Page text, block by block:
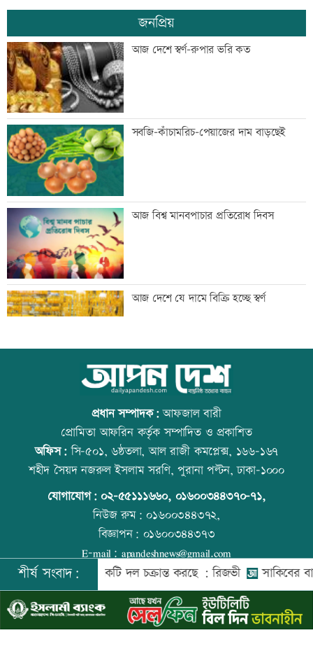
জিয়াউর রহমান দেশে প্রথম সবুজ বিপ্লবের
ডাক দিয়েছিলেন: পরিবেশমন্ত্রী
প্রথম শ্রেণিতে ভর্তি লটারিতে
মেঘনার ভাঙনরোধে জিও ব্যাগ প্রকল্পে
অনিয়ম, এলাকাবাসীর মানববন্ধন
বাংলাদেশি পাঁচ হাজার কৃষি শ্রমিক নেবে
ওমান
স্বর্ণ খাতকে আনুষ্ঠানিক কাঠামোয় আনছে
সরকার, মতামত চাইল মন্ত্রণালয়
গবেষণা-দক্ষতা উন্নয়নে বাংলাদেশ-অস্ট্রেলিয়ার
নতুন উদ্যোগ
বিমানবন্দরে বাড়ছে নিরাপত্তা, বসছে অ্যান্টি-
ড্রোন সিস্টেম
প্রশিক্ষণার্থীদের সনদ দিলো কালীগঞ্জ
জনপ্রিয়
আজ দেশে স্বর্ণ-রুপার ভরি কত
সবজি-কাঁচামরিচ-পেয়াজের দাম বাড়ছেই
আজ বিশ্ব মানবপাচার প্রতিরোধ দিবস
আজ দেশে যে দামে বিক্রি হচ্ছে স্বর্ণ
আজ বিশ্ব বন্ধু দিবস
প্রতিমন্ত্রীকে ঘিরে ভাইরাল ভিডিওতে ছবি
জুড়ে অপপ্রচার: এলিন
বিশ্ব মাতৃদুগ্ধ দিবস আজ
আজ স্বর্ণ-রুপা যে দামে বিক্রি হচ্ছে
প্রধান সম্পাদক:আফজাল বারী
প্রোমিতা আফরিন কর্তৃক সম্পাদিত ও প্রকাশিত
অফিস:সি-৫০১, ৬ষ্ঠতলা, আল রাজী কমপ্লেক্স, ১৬৬-১৬৭
শহীদ সৈয়দ নজরুল ইসলাম সরণি, পুরানা পল্টন, ঢাকা-১০০০
যোগাযোগ: ০২-৫৫১১১৬৬০, ০১৬০০৩৪৪৩৭০-৭১,
নিউজ রুম:০১৬০০৩৪৪৩৭২,
বিজ্ঞাপন: ০১৬০০৩৪৪৩৭৩
E-mail: apandeshnews@gmail.com
©২০২৬ |আপন দেশ ডটকমকর্তৃক সর্বসত্ব ® সংরক্ষিত | উন্নয়নে
ইমিথমেকারস.কম
শীর্ষ সংবাদ:
বিরুদ্ধে একটি দল চক্রান্ত করছে : রিজভী সাকিবের বাড়িতে